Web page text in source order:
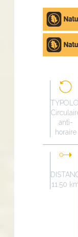
Apple
store
Google
Play
anti-
horaire
11.50